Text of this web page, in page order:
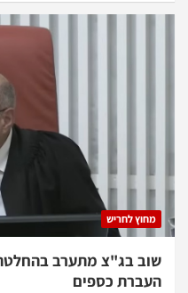
מחוץ לחריש
שוב בג"צ מתערב
העברת כספים